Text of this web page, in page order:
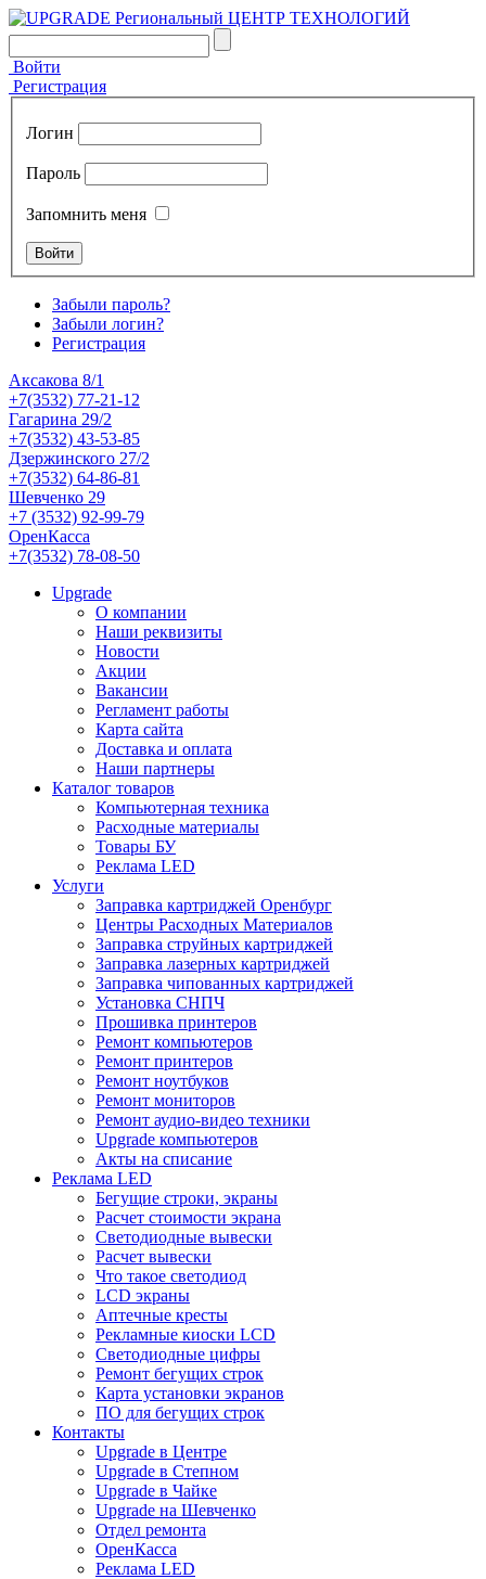
Войти
Регистрация
Логин
Пароль
Запомнить меня
Забыли пароль?
Забыли логин?
Регистрация
Аксакова 8/1
+7(3532) 77-21-12
Гагарина 29/2
+7(3532) 43-53-85
Дзержинского 27/2
+7(3532) 64-86-81
Шевченко 29
+7 (3532) 92-99-79
ОренКасса
+7(3532) 78-08-50
Upgrade
О компании
Наши реквизиты
Новости
Акции
Вакансии
Регламент работы
Карта сайта
Доставка и оплата
Наши партнеры
Каталог товаров
Компьютерная техника
Расходные материалы
Товары БУ
Реклама LED
Услуги
Заправка картриджей Оренбург
Центры Расходных Материалов
Заправка струйных картриджей
Заправка лазерных картриджей
Заправка чипованных картриджей
Установка СНПЧ
Прошивка принтеров
Ремонт компьютеров
Ремонт принтеров
Ремонт ноутбуков
Ремонт мониторов
Ремонт аудио-видео техники
Upgrade компьютеров
Акты на списание
Реклама LED
Бегущие строки, экраны
Расчет стоимости экрана
Светодиодные вывески
Расчет вывески
Что такое светодиод
LCD экраны
Аптечные кресты
Рекламные киоски LCD
Светодиодные цифры
Ремонт бегущих строк
Карта установки экранов
ПО для бегущих строк
Контакты
Upgrade в Центре
Upgrade в Степном
Upgrade в Чайке
Upgrade на Шевченко
Отдел ремонта
ОренКасса
Реклама LED